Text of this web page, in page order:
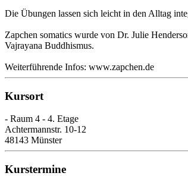
Die Übungen lassen sich leicht in den Alltag
Zapchen somatics wurde von Dr. Julie
Vajrayana Buddhismus.
Weiterführende Infos: www.zapchen.de
Kursort
- Raum 4 - 4. Etage
Achtermannstr. 10-12
48143 Münster
Kurstermine